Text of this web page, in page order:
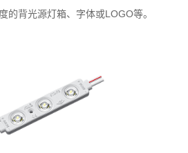
的背光源灯箱、字体或LOGO等。